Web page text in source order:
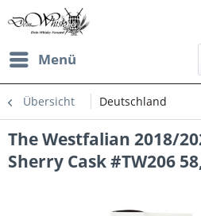
Menü
Übersicht Deutschland
The Westfalian 2018/
Sherry Cask #TW206